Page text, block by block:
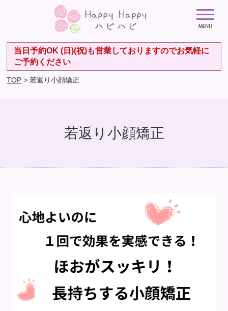
当日予約OK (日)(祝)も営業しておりますのでお気軽に
ご予約ください
TOP > 若返り小顔矯正
若返り小顔矯正